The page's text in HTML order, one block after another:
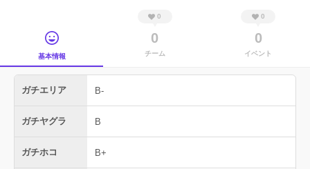
基本情報
0
0
チーム
0
0
イベント
ガチエリア B-
ガチヤグラ B
ガチホコ B+